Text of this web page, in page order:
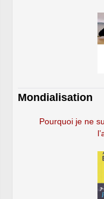
Mondialisation
Pourquoi je ne